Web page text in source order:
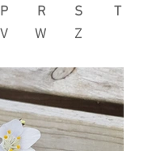
P
R
S
V
W Z
T